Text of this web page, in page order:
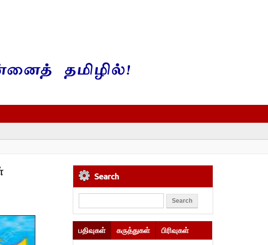
Search
பதிவுகள் கருத்துகள் பிரிவுகள்